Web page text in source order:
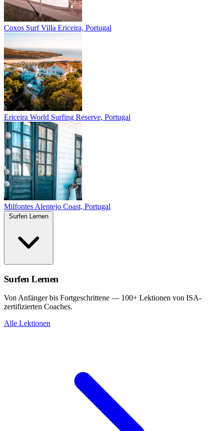
Coxos Surf Villa Ericeira, Portugal
Ericeira World Surfing Reserve, Portugal
Milfontes Alentejo Coast, Portugal
Surfen Lernen
Von Anfänger bis Fortgeschrittene — 100+ Lektionen von ISA-
zertifizierten Coaches.
Alle Lektionen